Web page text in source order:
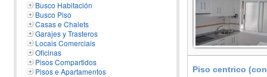
Piso centrico
Busco Habitación
Busco Piso
Casas e Chalets
Garajes y Trasteros
Locais Comerciais
Oficinas
Pisos Compartidos
Pisos e Apartamentos